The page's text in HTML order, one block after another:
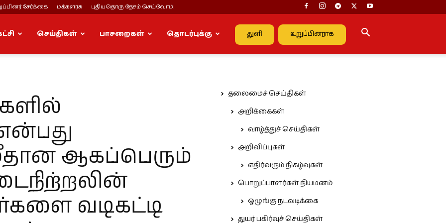
சேர்க்கை மக்களரசு புதியதொரு தேசம் செய்வோம்!
துளி உறுப்பினராக
செய்திகள் பாசறைகள் தொடர்புக்கு
ஆகப்பெரும்
வடிகட்டி
தலைமைச் செய்திகள்
அறிக்கைகள்
வாழ்த்துச் செய்திகள்
அறிவிப்புகள்
எதிர்வரும் நிகழ்வுகள்
பொறுப்பாளர்கள் நியமனம்
ஒழுங்கு நடவடிக்கை
துயர் பகிர்வுச் செய்திகள்